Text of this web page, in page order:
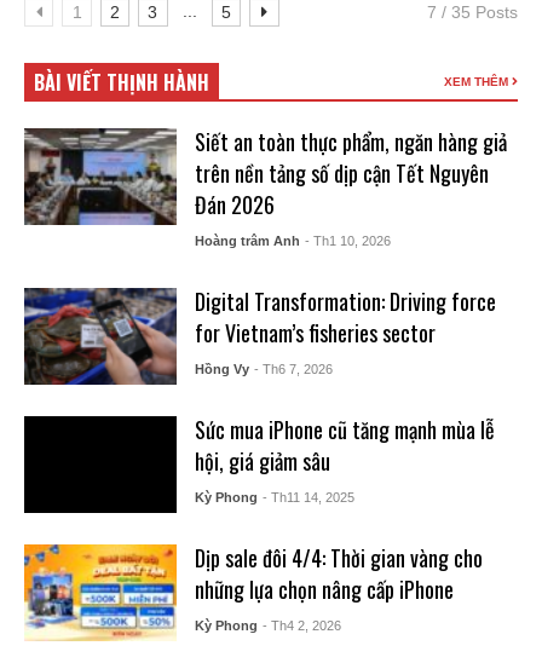
1 2 3 5 7 / 35 Posts
BÀI VIẾT THỊNH HÀNH XEM THÊM
Siết an toàn thực phẩm, ngăn hàng giả
trên nền tảng số dịp cận Tết Nguyên
Đán 2026
Hoàng trâm Anh - Th1 10, 2026
Digital Transformation: Driving force
for Vietnam’s fisheries sector
Hồng Vy - Th6 7, 2026
Sức mua iPhone cũ tăng mạnh mùa lễ
hội, giá giảm sâu
Kỳ Phong - Th11 14, 2025
Dịp sale đôi 4/4: Thời gian vàng cho
những lựa chọn nâng cấp iPhone
Kỳ Phong - Th4 2, 2026